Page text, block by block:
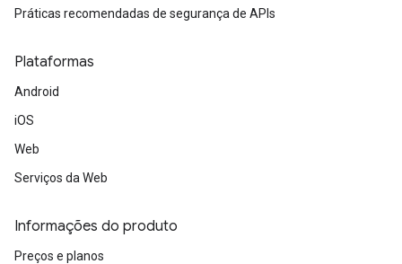
Práticas recomendadas de segurança de APIs
Plataformas
Android
iOS
Web
Serviços da Web
Informações do produto
Preços e planos